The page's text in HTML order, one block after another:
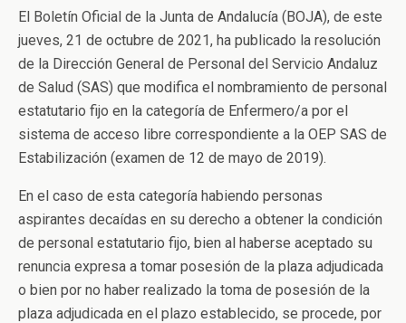
El Boletín Oficial de la Junta de Andalucía (BOJA), de este
jueves, 21 de octubre de 2021, ha publicado la resolución
de la Dirección General de Personal del Servicio Andaluz
de Salud (SAS) que modifica el nombramiento de personal
estatutario fijo en la categoría de Enfermero/a por el
sistema de acceso libre correspondiente a la OEP SAS de
Estabilización (examen de 12 de mayo de 2019).
En el caso de esta categoría habiendo personas
aspirantes decaídas en su derecho a obtener la condición
de personal estatutario fijo, bien al haberse aceptado su
renuncia expresa a tomar posesión de la plaza adjudicada
o bien por no haber realizado la toma de posesión de la
plaza adjudicada en el plazo establecido, se procede, por